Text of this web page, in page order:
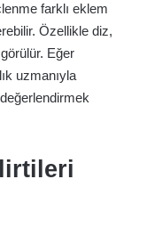
farklı eklem
Özellikle diz,
Eğer
uzmanıyla